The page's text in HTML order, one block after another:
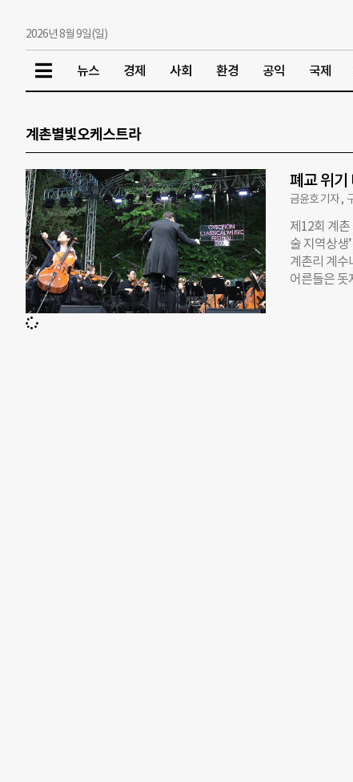
2026년 8월 9일(일)
뉴스 경제 사회 환경 공익 국제
계촌별빛오케스트라
폐교 위기
금윤호 기자 ,
제12회 계촌
술 지역상생
계촌리 계수
어른들은 돗